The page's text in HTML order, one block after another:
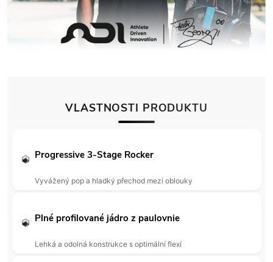
VLASTNOSTI PRODUKTU
Progressive 3-Stage Rocker
Vyvážený pop a hladký přechod mezi oblouky
Plné profilované jádro z paulovnie
Lehká a odolná konstrukce s optimální flexí